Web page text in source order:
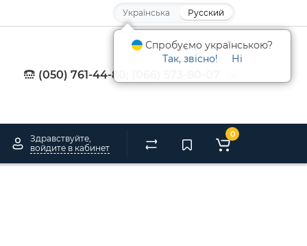
Українська Русский
(050) 761-44-80; (066) 573-80-07
Здравствуйте,
войдите в кабинет
0
Спробуємо українською?
Так, звісно!
Ні